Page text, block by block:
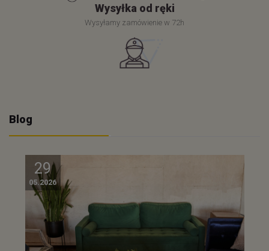
Wysyłka od ręki
Wysyłamy zamówienie w 72h
Blog
29
05.2026